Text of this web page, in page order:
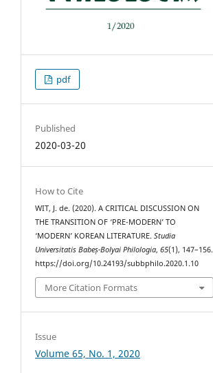
pdf
Published
2020-03-20
How to Cite
WIT, J. de. (2020). A CRITICAL DISCUSSION ON
THE TRANSITION OF ‘PRE-MODERN’ TO
‘MODERN’ KOREAN LITERATURE.Studia
Universitatis Babeș-Bolyai Philologia,65(1), 147–156.
https://doi.org/10.24193/subbphilo.2020.1.10
More Citation Formats
Issue
Volume 65, No. 1, 2020